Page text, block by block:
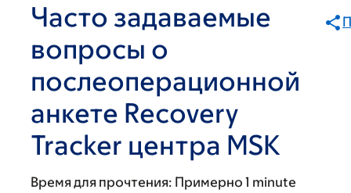
Часто задаваемые
вопросы о
послеоперационной
анкете Recovery
Tracker центра MSK
Время для прочтения: Примерно 1 minute